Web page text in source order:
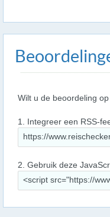
Wilt u de beoordeling
1. Integreer een RSS-
2. Gebruik deze